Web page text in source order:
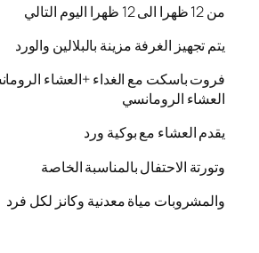
من 12 ظهرا الى 12 ظهرا اليوم التالي
يتم تجهيز الغرفة مزينة بالبلالين والورد
فروت باسكت مع الغداء +العشاء
العشاء الرومانسي
يقدم العشاء مع بوكية ورد
وتورتة الاحتفال بالمناسبة الخاصة
والمشروبات مياة معدنية وكانز لكل فرد